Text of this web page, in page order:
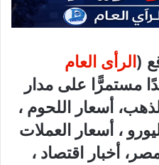
( الرأى العام
مستمرًّا على مدار
الذهب، أسعار اللحوم ،
، أسعار العملات
أخبار اقتصاد ،